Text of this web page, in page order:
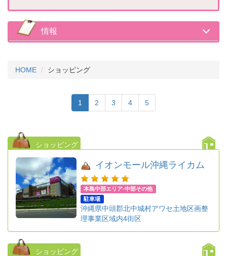
情報
HOME ショッピング
1 2 3 4 5
ショッピング
イオンモール沖縄ライカム
本島中部エリア-中部その他
駐車場
沖縄県中頭郡北中城村アワセ土地区画整
理事業区域内4街区
ショッピング